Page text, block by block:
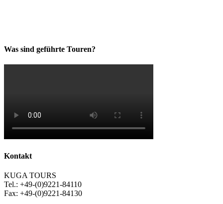
Was sind geführte Touren?
Kontakt
KUGA TOURS
Tel.: +49-(0)9221-84110
Fax: +49-(0)9221-84130